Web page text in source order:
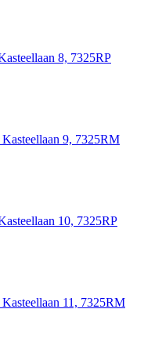
8, 7325RP
Kasteellaan 9, 7325RM
10, 7325RP
11, 7325RM